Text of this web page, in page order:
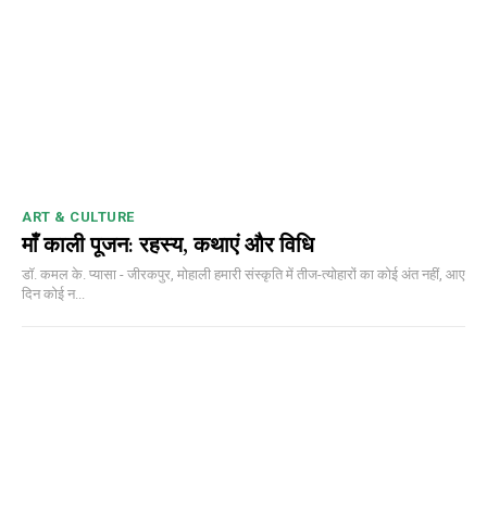
ART & CULTURE
माँ काली पूजन: रहस्य, कथाएं और विधि
डॉ. कमल के. प्यासा - जीरकपुर, मोहाली हमारी संस्कृति में तीज-त्योहारों का कोई अंत नहीं, आए
दिन कोई न...